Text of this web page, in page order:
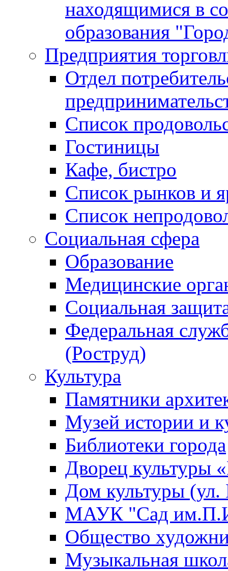
находящимися в
образования
Предприятия
Отдел
Список
Гостиницы
Кафе, бистро
Cписок рынков и
Список
Социальная сфера
Образование
Медицинские
Социальная
Федеральная
(Роструд)
Культура
Памятники
Музей истории и
Библиотеки города
Дворец культуры
Дом культуры (ул.
МАУК "Сад
Общество
Музыкальная